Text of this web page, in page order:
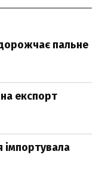
пальне
експорт
імпортувала